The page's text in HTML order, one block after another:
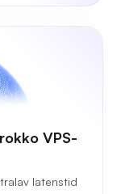
VPS-
latenstid